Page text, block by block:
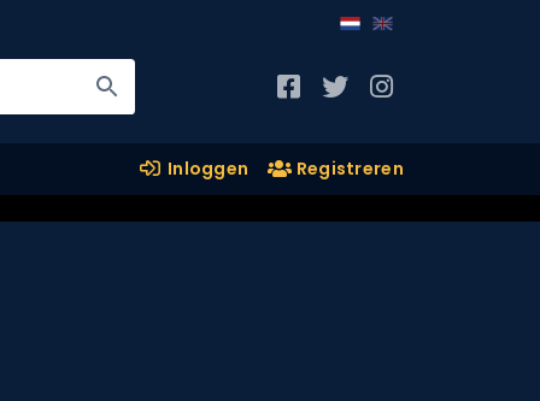
Inloggen Registreren